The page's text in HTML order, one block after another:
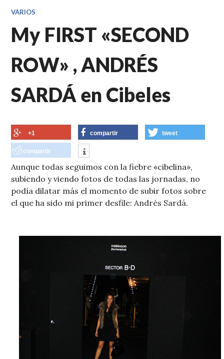
VARIOS
My FIRST «SECOND
ROW» , ANDRÉS
SARDÁ en Cibeles
+1 compartir tweet
compartir
Aunque todas seguimos con la fiebre «cibelina»,
subiendo y viendo fotos de todas las jornadas, no
podía dilatar más el momento de subir fotos sobre
el que ha sido mi primer desfile: Andrés Sardá.